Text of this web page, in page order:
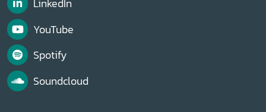
LinkedIn
YouTube
Spotify
Soundcloud